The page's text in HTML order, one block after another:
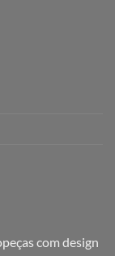
com design